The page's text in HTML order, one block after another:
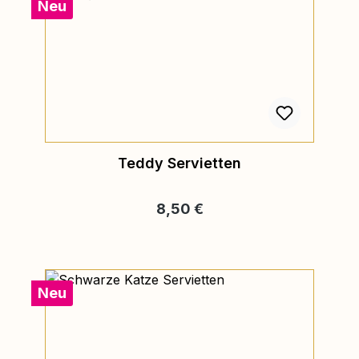
Neu
Teddy Servietten
Regulärer Preis:
8,50 €
Neu